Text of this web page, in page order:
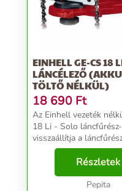
EINHELL GE-CS 18
LÁNCÉLEZŐ
TÖLTŐ NÉLKÜL)
18 690 Ft
Az Einhell vezeték
18 Li - Solo
visszaállítja a
és pénzt takarít meg.
vásároljon egy drága új
újraélezheti a már
Részletek
Pepita